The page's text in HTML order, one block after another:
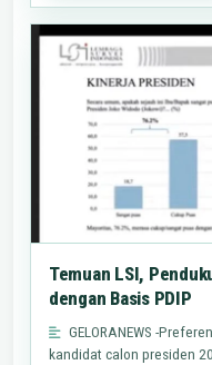
Temuan LSI,
dengan Basis PDIP
GELORANEWS -
kandidat calon presiden